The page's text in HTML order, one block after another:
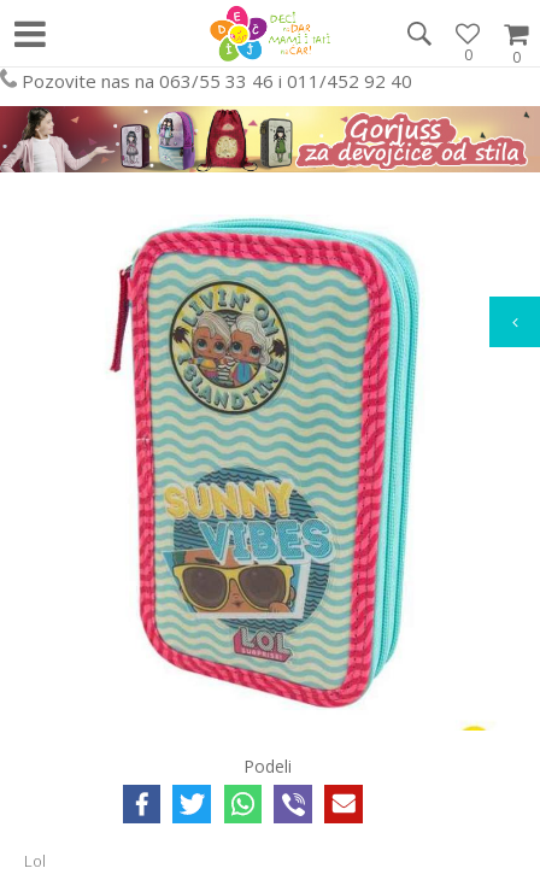
0
0
Pozovite nas na 063/55 33 46 i 011/452 92 40
Podeli
Lol